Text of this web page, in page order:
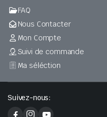
FAQ
Nous Contacter
Mon Compte
Suivi de commande
Ma séléction
Suivez-nous: